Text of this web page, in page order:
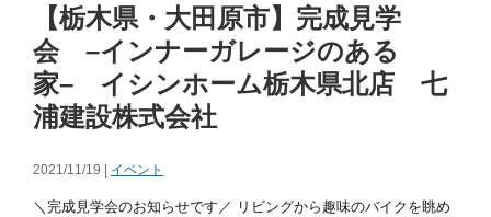
【栃木県・大田原市】完成見学
会 –インナーガレージのある
家– イシンホーム栃木県北店 七
浦建設株式会社
2021/11/19 | イベント
＼完成見学会のお知らせです／ リビングから趣味のバイクを眺め